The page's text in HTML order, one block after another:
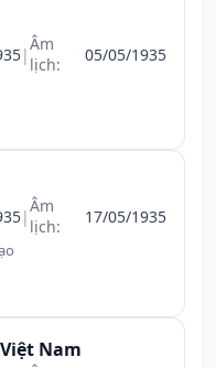
|Âm
lịch:
05/05/1935
|Âm
lịch:
17/05/1935
Nam